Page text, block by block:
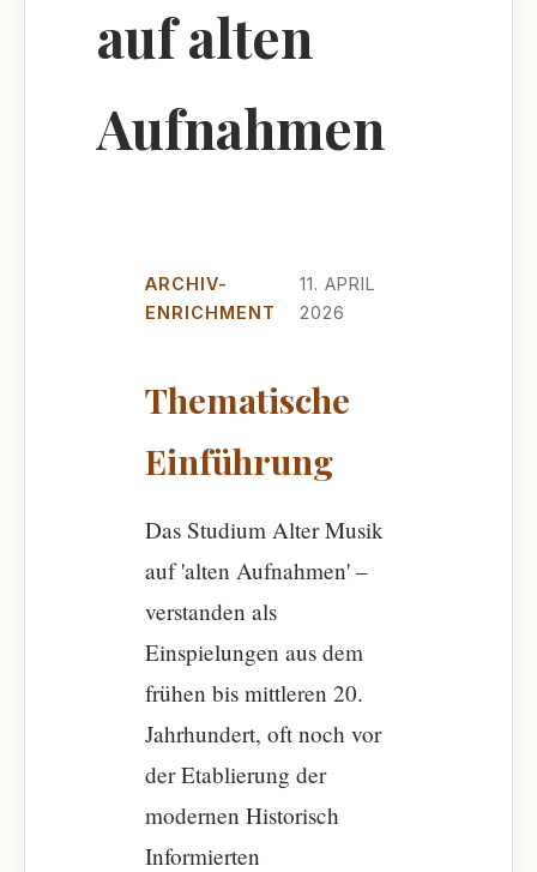
auf alten
Aufnahmen
ARCHIV-
ENRICHMENT
11. APRIL
2026
Thematische
Einführung
Das Studium Alter Musik
auf 'alten Aufnahmen' –
verstanden als
Einspielungen aus dem
frühen bis mittleren 20.
Jahrhundert, oft noch vor
der Etablierung der
modernen Historisch
Informierten